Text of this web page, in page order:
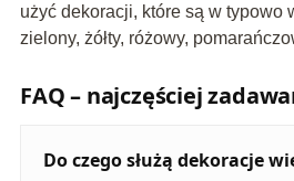
użyć dekoracji, które są w typowo
zielony, żółty, różowy,
FAQ – najczęściej
Do czego służą dekoracje